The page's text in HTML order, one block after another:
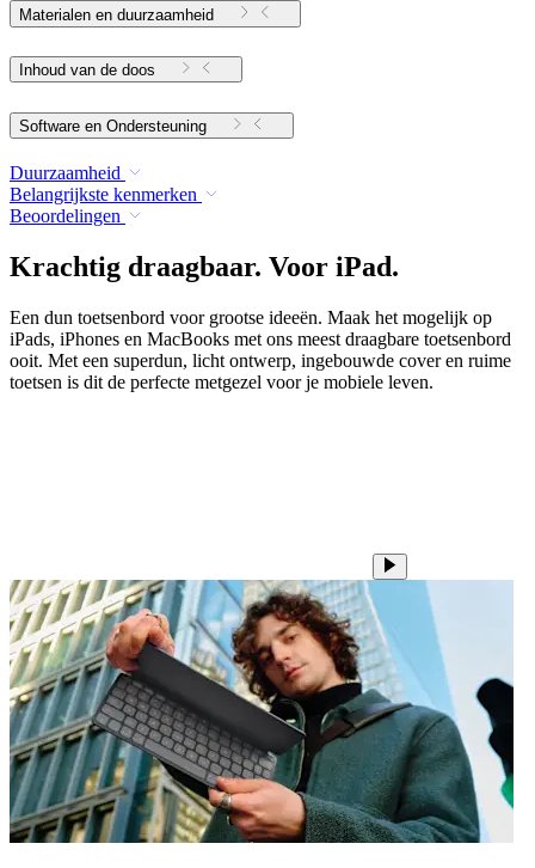
Materialen en duurzaamheid
Inhoud van de doos
Software en Ondersteuning
Duurzaamheid
Belangrijkste kenmerken
Beoordelingen
Krachtig draagbaar. Voor iPad.
Een dun toetsenbord voor grootse ideeën. Maak het mogelijk op
iPads, iPhones en MacBooks met ons meest draagbare toetsenbord
ooit. Met een superdun, licht ontwerp, ingebouwde cover en ruime
toetsen is dit de perfecte metgezel voor je mobiele leven.